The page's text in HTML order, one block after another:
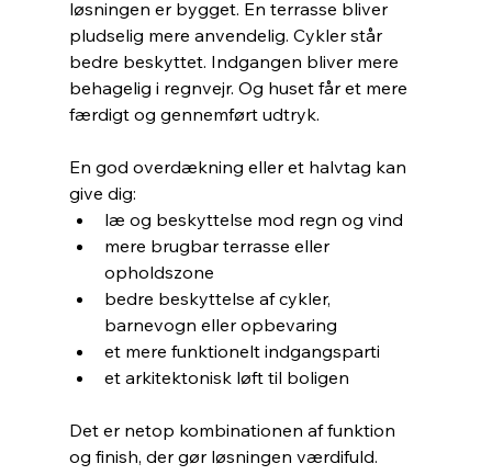
løsningen er bygget. En terrasse bliver
pludselig mere anvendelig. Cykler står
bedre beskyttet. Indgangen bliver mere
behagelig i regnvejr. Og huset får et mere
færdigt og gennemført udtryk.
En god overdækning eller et halvtag kan
give dig:
læ og beskyttelse mod regn og vind
mere brugbar terrasse eller
opholdszone
bedre beskyttelse af cykler,
barnevogn eller opbevaring
et mere funktionelt indgangsparti
et arkitektonisk løft til boligen
Det er netop kombinationen af funktion
og finish, der gør løsningen værdifuld.